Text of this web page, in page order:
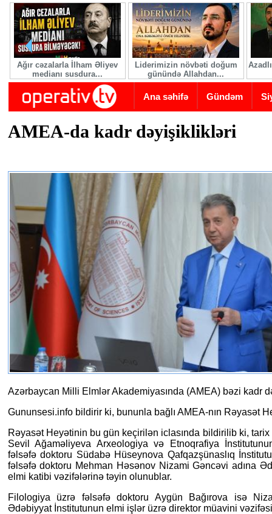
Skip to main content
Ağır cəzalarla İlham Əliyev
medianı susdura...
Liderimizin növbəti doğum
günündə Allahdan...
Ana səhifə Gündəm
AMEA-da kadr dəyişiklikləri
Azərbaycan Milli Elmlər Akademiyasında (AMEA) bəzi kadr
Gununsesi.info bildirir ki, bununla bağlı AMEA-nın Rəyasət
Rəyasət Heyətinin bu gün keçirilən iclasında bildirilib ki,
Sevil Ağaməliyeva Arxeologiya və Etnoqrafiya
fəlsəfə doktoru Südabə Hüseynova Qafqazşünaslıq
fəlsəfə doktoru Mehman Həsənov Nizami Gəncəvi adına
elmi katibi vəzifələrinə təyin olunublar.
Filologiya üzrə fəlsəfə doktoru Aygün Bağırova isə
Ədəbiyyat İnstitutunun elmi işlər üzrə direktor müavini